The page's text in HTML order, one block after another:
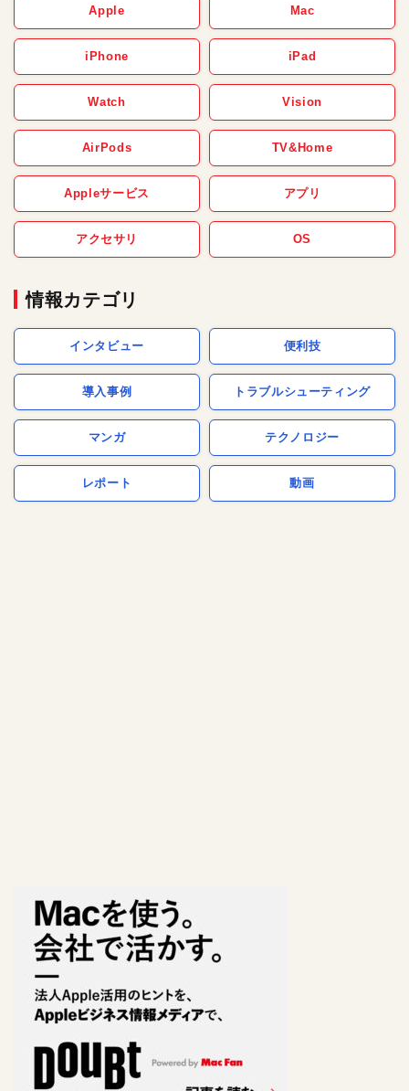
Apple Mac
iPhone iPad
Watch Vision
AirPods TV&Home
Appleサービス アプリ
アクセサリ OS
情報カテゴリ
インタビュー 便利技
導入事例 トラブルシューティング
マンガ テクノロジー
レポート 動画